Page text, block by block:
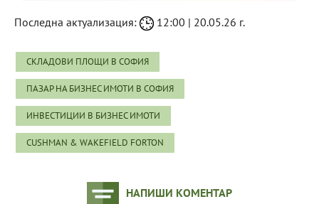
Последна актуализация: 12:00 | 20.05.26 г.
СКЛАДОВИ ПЛОЩИ В СОФИЯ
ПАЗАР НА БИЗНЕС ИМОТИ В СОФИЯ
ИНВЕСТИЦИИ В БИЗНЕС ИМОТИ
CUSHMAN & WAKEFIELD FORTON
НАПИШИ КОМЕНТАР